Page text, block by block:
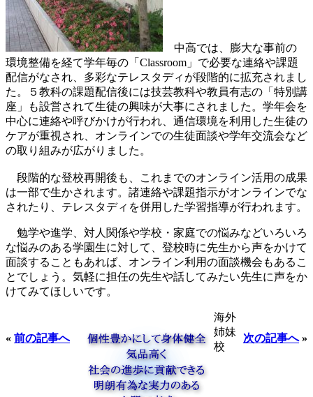
中高では、膨大な事前の
環境整備を経て学年毎の「Classroom」で必要な連絡や課題
配信がなされ、多彩なテレスタディが段階的に拡充されまし
た。５教科の課題配信後には技芸教科や教員有志の「特別講
座」も設営されて生徒の興味が大事にされました。学年会を
中心に連絡や呼びかけが行われ、通信環境を利用した生徒の
ケアが重視され、オンラインでの生徒面談や学年交流会など
の取り組みが広がりました。
段階的な登校再開後も、これまでのオンライン活用の成果
は一部で生かされます。諸連絡や課題指示がオンラインでな
されたり、テレスタディを併用した学習指導が行われます。
勉学や進学、対人関係や学校・家庭での悩みなどいろいろ
な悩みのある学園生に対して、登校時に先生から声をかけて
面談することもあれば、オンライン利用の面談機会もあるこ
とでしょう。気軽に担任の先生や話してみたい先生に声をか
けてみてほしいです。
« 前の記事へ 次の記事へ»
海外
姉妹
校